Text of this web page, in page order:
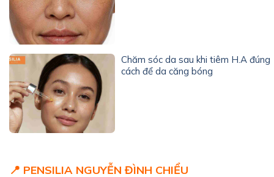
Chăm sóc da sau khi tiêm H.A đúng
cách để da căng bóng
📍 PENSILIA NGUYỄN ĐÌNH CHIỂU